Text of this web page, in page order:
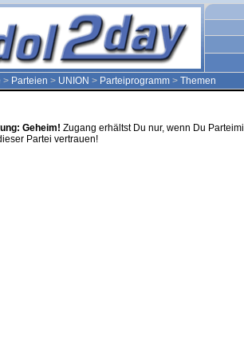
> Parteien > UNION > Parteiprogramm > Themen
Geheim! Zugang erhältst Du nur, wenn Du
Partei vertrauen!